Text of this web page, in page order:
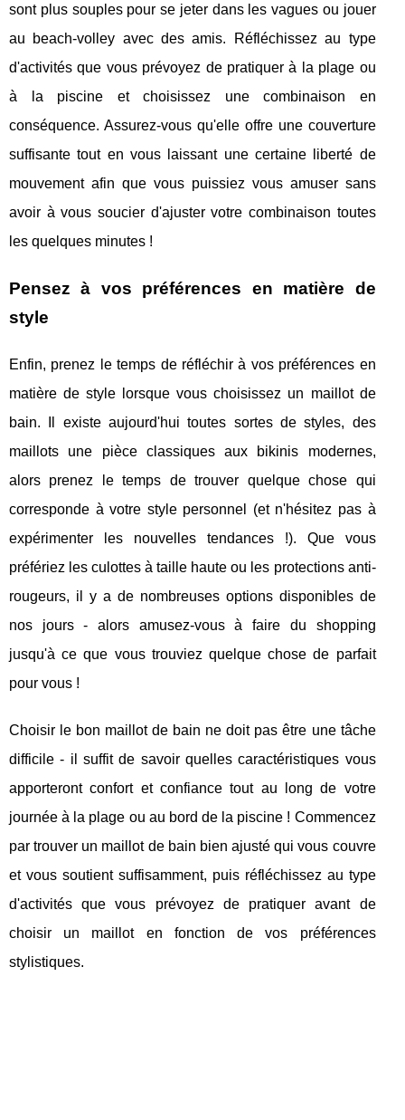
sont plus souples pour se jeter dans les vagues ou jouer
au beach-volley avec des amis. Réfléchissez au type
d'activités que vous prévoyez de pratiquer à la plage ou
à la piscine et choisissez une combinaison en
conséquence. Assurez-vous qu'elle offre une couverture
suffisante tout en vous laissant une certaine liberté de
mouvement afin que vous puissiez vous amuser sans
avoir à vous soucier d'ajuster votre combinaison toutes
les quelques minutes !
Pensez à vos préférences en matière de
style
Enfin, prenez le temps de réfléchir à vos préférences en
matière de style lorsque vous choisissez un maillot de
bain. Il existe aujourd'hui toutes sortes de styles, des
maillots une pièce classiques aux bikinis modernes,
alors prenez le temps de trouver quelque chose qui
corresponde à votre style personnel (et n'hésitez pas à
expérimenter les nouvelles tendances !). Que vous
préfériez les culottes à taille haute ou les protections anti-
rougeurs, il y a de nombreuses options disponibles de
nos jours - alors amusez-vous à faire du shopping
jusqu'à ce que vous trouviez quelque chose de parfait
pour vous !
Choisir le bon maillot de bain ne doit pas être une tâche
difficile - il suffit de savoir quelles caractéristiques vous
apporteront confort et confiance tout au long de votre
journée à la plage ou au bord de la piscine ! Commencez
par trouver un maillot de bain bien ajusté qui vous couvre
et vous soutient suffisamment, puis réfléchissez au type
d'activités que vous prévoyez de pratiquer avant de
choisir un maillot en fonction de vos préférences
stylistiques.